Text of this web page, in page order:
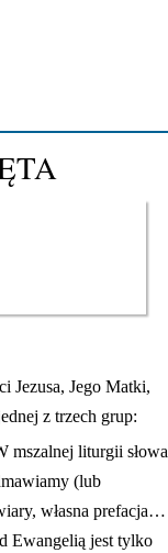
Jezusa, Jego Matki,
z trzech grup:
mszalnej liturgii słowa
(lub
własna prefacja…
Ewangelią jest tylko